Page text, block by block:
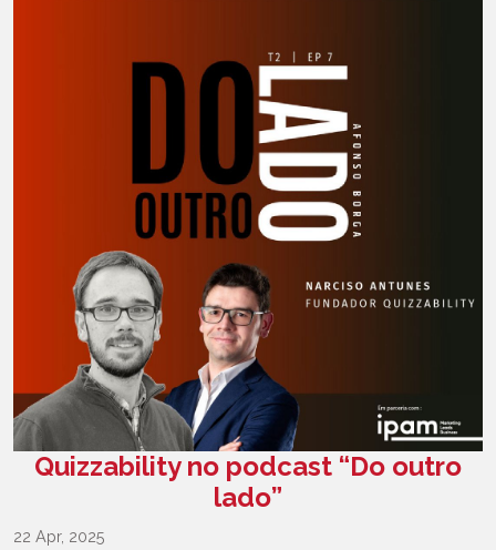
Quizzability no podcast “Do outro
lado”
22 Apr, 2025